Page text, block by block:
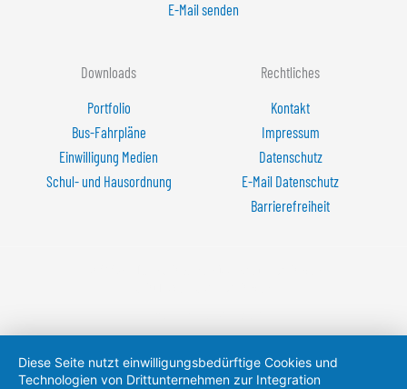
E-Mail senden
Downloads
Portfolio
Bus-Fahrpläne
Einwilligung Medien
Schul- und Hausordnung
Rechtliches
Kontakt
Impressum
Datenschutz
E-Mail Datenschutz
Barrierefreiheit
Diese Seite nutzt einwilligungsbedürftige Cookies und
Technologien von Drittunternehmen zur Integration